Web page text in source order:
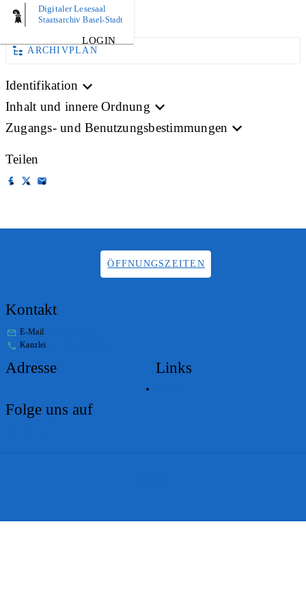
Digitaler Lesesaal
Staatsarchiv Basel-Stadt
LOGIN
BILD
ARCHIVPLAN
Identifikation
Inhalt und innere Ordnung
Zugangs- und Benutzungsbestimmungen
Teilen
ÖFFNUNGSZEITEN
Kontakt
E-Mail
Kanzlei
Adresse Links
Folge uns auf